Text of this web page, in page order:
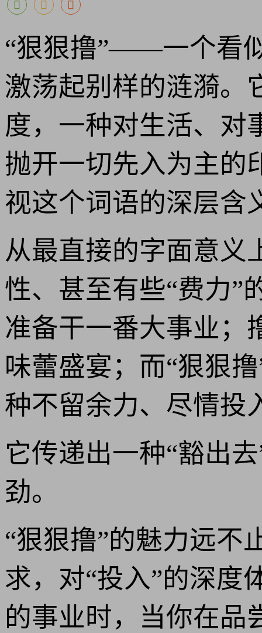
“狠狠撸”——一个看
激荡起别样的涟漪。
度，一种对生活、对
抛开一切先入为主的
视这个词语的深层含
从最直接的字面意义
性、甚至有些“费力”
准备干一番大事业；
味蕾盛宴；而“狠狠
种不留余力、尽情投
它传递出一种“豁出
劲。
“狠狠撸”的魅力远不
求，对“投入”的深度
的事业时，当你在品